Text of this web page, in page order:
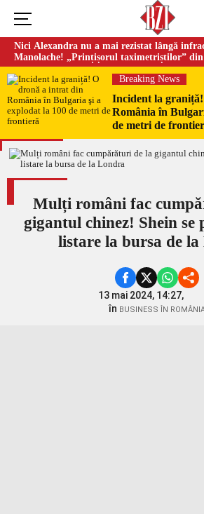
Nici Alexandra nu a mai rezistat lângă
Manolache! „Prințișorul taximetriștilor”
doi ani de căsnicie
Breaking News
Incident la
România în
de metri de
Mulți români fac
gigantul chinez! Shein se
listare la bursa de
13 mai 2024, 14:27,
în BUSINESS ÎN